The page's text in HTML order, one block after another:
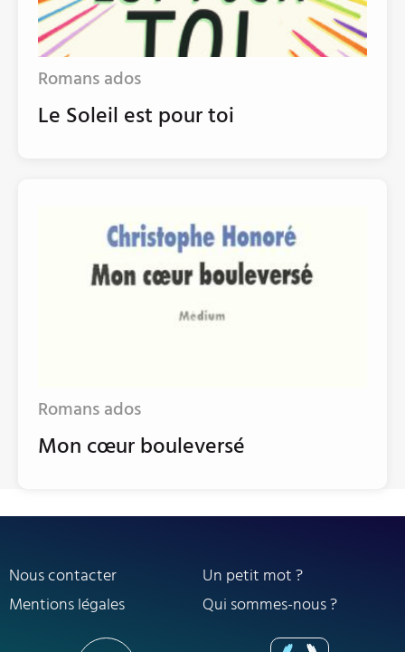
Romans ados
Le Soleil est pour toi
Romans ados
Mon cœur bouleversé
Nous contacter
Un petit mot ?
Mentions légales
Qui sommes-nous ?